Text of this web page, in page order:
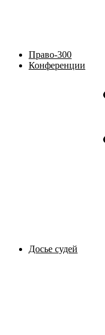
Право-300
Конференции
Досье судей